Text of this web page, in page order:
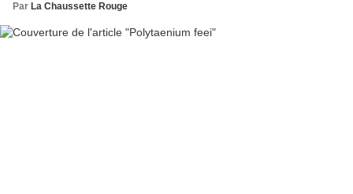
Par La Chaussette Rouge